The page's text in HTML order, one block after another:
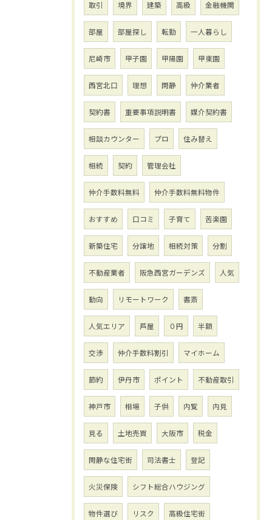
取引 境界 建築 高級 金融機関
部屋 部屋探し 転勤 一人暮らし
尼崎市 甲子園 甲陽園 甲東園
西宮北口 理想 閑静 仲介業者
契約書 重要事項説明書 媒介契約書
相談カウンター プロ 住み替え
相続 契約 管理会社
仲介手数料無料 仲介手数料無料物件
おすすめ 口コミ 子育て 苦楽園
新築住宅 分譲地 相続対策 分割
不動産業者 阪急西宮ガーデンズ 人気
動向 リモートワーク 書斎
人気エリア 芦屋 ０円 半額
交渉 仲介手数料割引 マイホーム
節約 伊丹市 ポイント 不動産取引
神戸市 相場 子供 内覧 内見
見る 土地売買 大阪市 税金
閑静な住宅街 司法書士 登記
火災保険 シフト総合ハウジング
物件選び リスク 高級住宅街